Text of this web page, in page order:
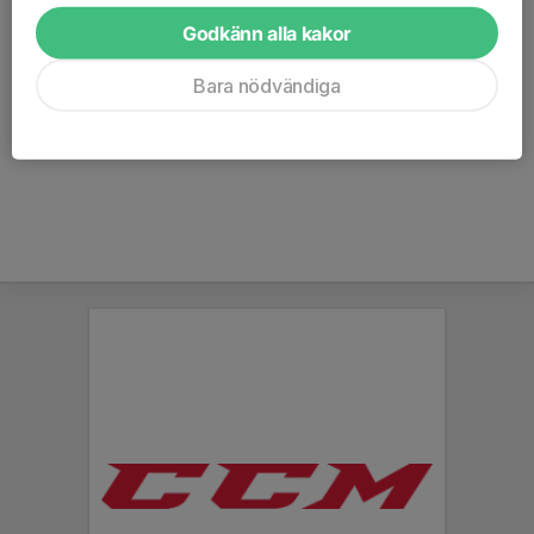
Godkänn alla kakor
Bara nödvändiga